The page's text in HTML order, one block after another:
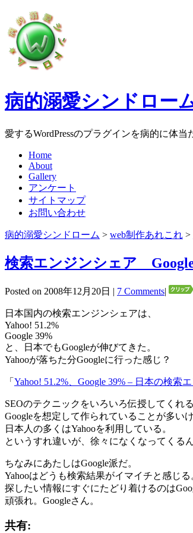
病的溺愛シンドロー
愛するWordPressのプラグインを病的に体
Home
About
Gallery
アンケート
サイトマップ
お問い合わせ
病的溺愛シンドローム > web制作あれこれ >
検索エンジンシェア
Posted on 2008年12月20日 | 7 Comments|
日本国内の検索エンジンシェアは、
Yahoo! 51.2%
Google 39%
と、日本でもGoogleが伸びてきた。
Yahooが落ちた分Googleに行った感じ？
「 Yahoo! 51.2%、Google 39% – 日本の検索
SEOのテクニックをいろいろ伝授してくれ
Googleを想定して作られていることが多いけ
日本人の多くはYahooを利用している。
というすれ違いが、徐々になくなってくる
ちなみにあたしはGoogle派だ。
Yahooはどうも検索結果がイマイチと感じる
探したい情報にすぐにたどり着けるのは
頑張れ。Googleさん。
共有: